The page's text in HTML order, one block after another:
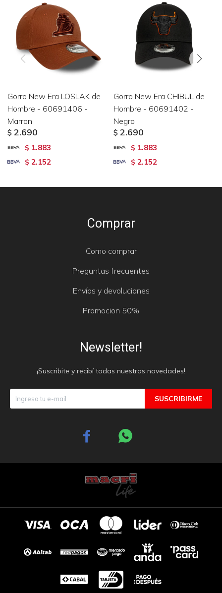
Gorro New Era LOSLAK de
Hombre - 60691406 -
Marron
$ 2.690
$ 1.883
$ 2.152
Gorro New Era CHIBUL de
Hombre - 60691402 -
Negro
$ 2.690
$ 1.883
$ 2.152
Comprar
Como comprar
Preguntas frecuentes
Envíos y devoluciones
Promocion 50%
Newsletter!
¡Suscribite y recibí todas nuestras novedades!
SUSCRIBIRME
 